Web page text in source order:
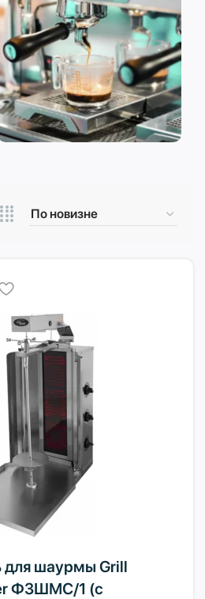
для шаурмы Grill
Ф3ШМС/1 (с